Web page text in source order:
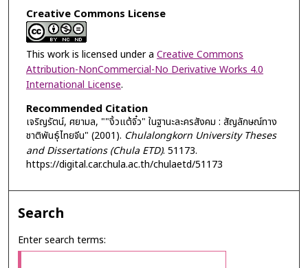
Creative Commons License
This work is licensed under a Creative Commons
Attribution-NonCommercial-No Derivative Works 4.0
International License.
Recommended Citation
เจริญรัตน์, ศยามล, ""งิ้วแต้จิ๋ว" ในฐานะละครสังคม : สัญลักษณ์ทาง
ชาติพันธุ์ไทยจีน" (2001). Chulalongkorn University Theses
and Dissertations (Chula ETD). 51173.
https://digital.car.chula.ac.th/chulaetd/51173
Search
Enter search terms: